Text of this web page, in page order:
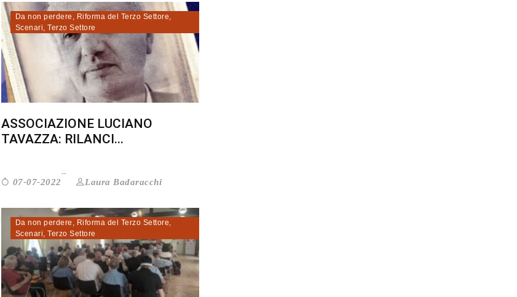
Da non perdere , Riforma del Terzo Settore,
Scenari, Terzo Settore
ASSOCIAZIONE LUCIANO
TAVAZZA: RILANCI...
07-07-2022 Laura Badaracchi
Da non perdere , Riforma del Terzo Settore,
Scenari, Terzo Settore